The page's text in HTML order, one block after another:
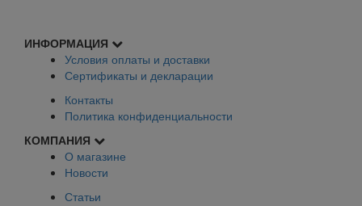
ИНФОРМАЦИЯ
Условия оплаты и доставки
Сертификаты и декларации
Контакты
Политика конфиденциальности
КОМПАНИЯ
О магазине
Новости
Статьи